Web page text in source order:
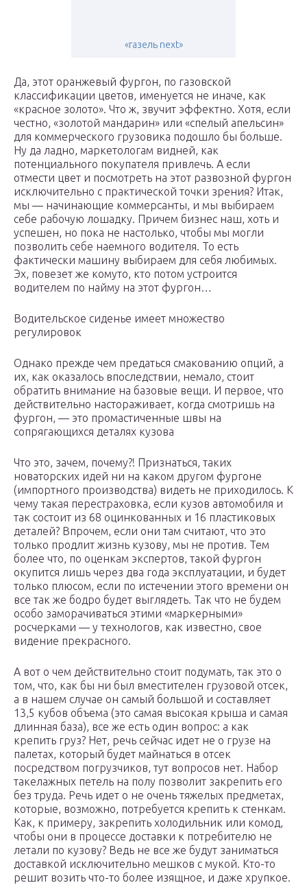
«газель next»
Да, этот оранжевый фургон, по газовской
классификации цветов, именуется не иначе, как
«красное золото». Что ж, звучит эффектно. Хотя, если
честно, «золотой мандарин» или «спелый апельсин»
для коммерческого грузовика подошло бы больше.
Ну да ладно, маркетологам видней, как
потенциального покупателя привлечь. А если
отмести цвет и посмотреть на этот развозной фургон
исключительно с практической точки зрения? Итак,
мы — начинающие коммерсанты, и мы выбираем
себе рабочую лошадку. Причем бизнес наш, хоть и
успешен, но пока не настолько, чтобы мы могли
позволить себе наемного водителя. То есть
фактически машину выбираем для себя любимых.
Эх, повезет же комуто, кто потом устроится
водителем по найму на этот фургон…
Водительское сиденье имеет множество
регулировок
Однако прежде чем предаться смакованию опций, а
их, как оказалось впоследствии, немало, стоит
обратить внимание на базовые вещи. И первое, что
действительно настораживает, когда смотришь на
фургон, — это промастиченные швы на
сопрягающихся деталях кузова
Что это, зачем, почему?! Признаться, таких
новаторских идей ни на каком другом фургоне
(импортного производства) видеть не приходилось. К
чему такая перестраховка, если кузов автомобиля и
так состоит из 68 оцинкованных и 16 пластиковых
деталей? Впрочем, если они там считают, что это
только продлит жизнь кузову, мы не против. Тем
более что, по оценкам экспертов, такой фургон
окупится лишь через два года эксплуатации, и будет
только плюсом, если по истечении этого времени он
все так же бодро будет выглядеть. Так что не будем
особо заморачиваться этими «маркерными»
росчерками — у технологов, как известно, свое
видение прекрасного.
А вот о чем действительно стоит подумать, так это о
том, что, как бы ни был вместителен грузовой отсек,
а в нашем случае он самый большой и составляет
13,5 кубов объема (это самая высокая крыша и самая
длинная база), все же есть один вопрос: а как
крепить груз? Нет, речь сейчас идет не о грузе на
палетах, который будет майнаться в отсек
посредством погрузчиков, тут вопросов нет. Набор
такелажных петель на полу позволит закрепить его
без труда. Речь идет о не очень тяжелых предметах,
которые, возможно, потребуется крепить к стенкам.
Как, к примеру, закрепить холодильник или комод,
чтобы они в процессе доставки к потребителю не
летали по кузову? Ведь не все же будут заниматься
доставкой исключительно мешков с мукой. Кто-то
решит возить что-то более изящное, и даже хрупкое.